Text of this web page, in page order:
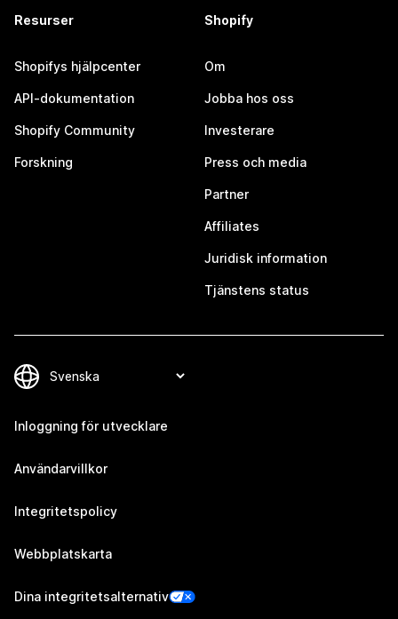
Resurser
Shopifys hjälpcenter
API-dokumentation
Shopify Community
Forskning
Shopify
Om
Jobba hos oss
Investerare
Press och media
Partner
Affiliates
Juridisk information
Tjänstens status
Inloggning för utvecklare
Användarvillkor
Integritetspolicy
Webbplatskarta
Dina integritetsalternativ